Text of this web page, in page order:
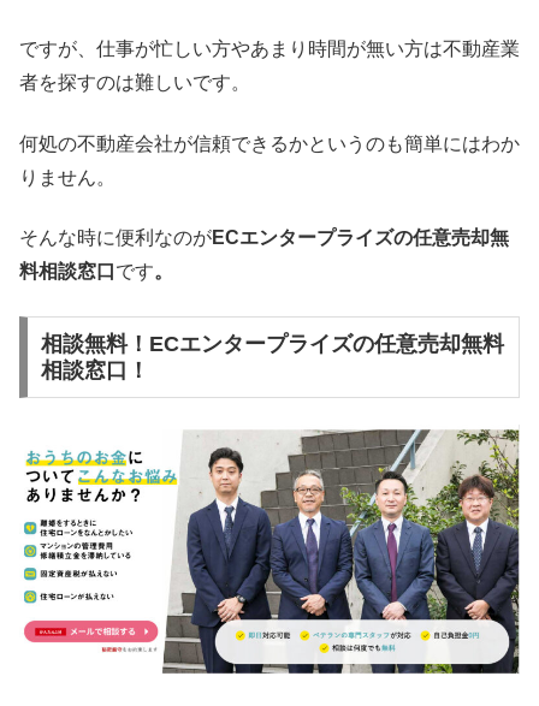
ですが、仕事が忙しい方やあまり時間が無い方は不動産業
者を探すのは難しいです。
何処の不動産会社が信頼できるかというのも簡単にはわか
りません。
そんな時に便利なのがECエンタープライズの任意売却無
料相談窓口 です。
相談無料！ECエンタープライズの任意売却無料
相談窓口！